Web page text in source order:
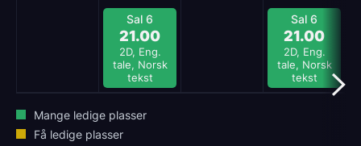
Sal 6
21.00
2D, Eng.
tale, Norsk
tekst
Sal 6
21.00
2D, Eng.
tale, Norsk
tekst
Mange ledige plasser
Få ledige plasser